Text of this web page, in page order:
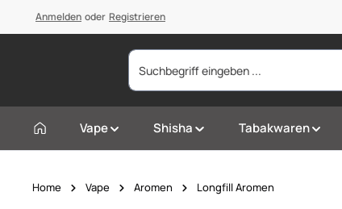
Zur Hauptnavigation springen
Anmelden oder Registrieren
Vape Shisha Tabakwaren
Home Vape Aromen Longfill Aromen